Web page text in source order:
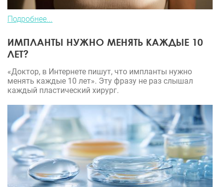
Подробнее...
ИМПЛАНТЫ НУЖНО МЕНЯТЬ КАЖДЫЕ 10
ЛЕТ?
«Доктор, в Интернете пишут, что импланты нужно
менять каждые 10 лет». Эту фразу не раз слышал
каждый пластический хирург.